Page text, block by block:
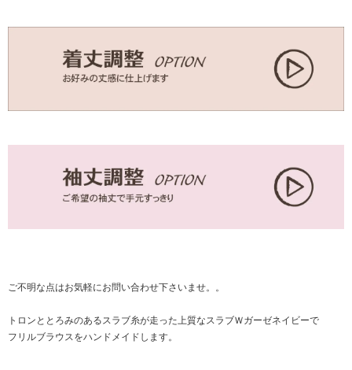
ご不明な点はお気軽にお問い合わせ下さいませ。。
トロンととろみのあるスラブ糸が走った上質なスラブＷガーゼネイビーで
フリルブラウスをハンドメイドします。